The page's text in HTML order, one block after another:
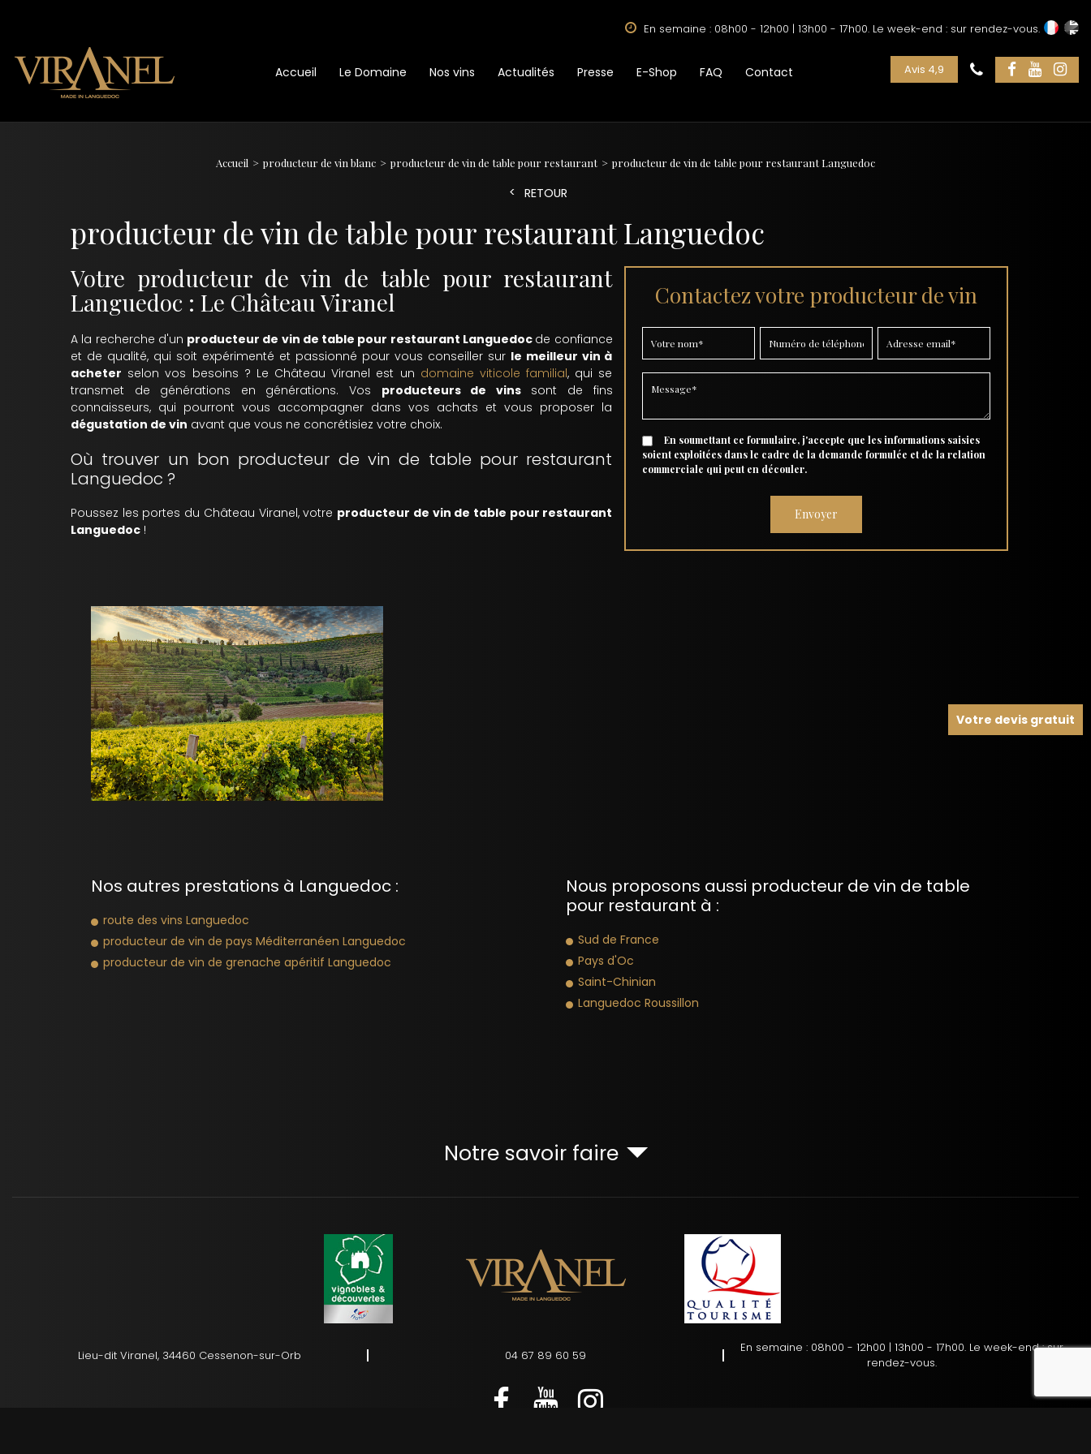
En semaine : 08h00 - 12h00 | 13h00 - 17h00. Le week-end : sur rendez-vous.
Accueil Le Domaine Nos vins Actualités Presse E-Shop FAQ Contact Avis 4,9
Accueil producteur de vin blanc producteur de vin de table pour restaurant producteur de vin de table pour restaurant Languedoc
RETOUR
producteur de vin de table pour restaurant Languedoc
Votre producteur de vin de table pour restaurant
Languedoc : Le Château Viranel
A la recherche d'un producteur de vin de table pour restaurant Languedoc de confiance
et de qualité, qui soit expérimenté et passionné pour vous conseiller sur le meilleur vin à
acheter selon vos besoins ? Le Château Viranel est un domaine viticole familial, qui se
transmet de générations en générations. Vos producteurs de vinssont de fins
connaisseurs, qui pourront vous accompagner dans vos achats et vous proposer la
dégustation de vin avant que vous ne concrétisiez votre choix.
Où trouver un bon producteur de vin de table pour restaurant
Languedoc ?
Poussez les portes du Château Viranel, votre producteur de vin de table pour restaurant
Languedoc !
Contactez votre producteur de vin
En soumettant ce formulaire, j'accepte que les informations saisies
soient exploitées dans le cadre de la demande formulée et de la relation
commerciale qui peut en découler.
Nos autres prestations à Languedoc :
route des vins Languedoc
producteur de vin de pays Méditerranéen Languedoc
producteur de vin de grenache apéritif Languedoc
Nous proposons aussi producteur de vin de table
pour restaurant à :
Sud de France
Pays d'Oc
Saint-Chinian
Languedoc Roussillon
Votre devis gratuit
Notre savoir faire
Lieu-dit Viranel, 34460 Cessenon-sur-Orb 04 67 89 60 59
En semaine : 08h00 - 12h00 | 13h00 - 17h00. Le week-end : sur
rendez-vous.